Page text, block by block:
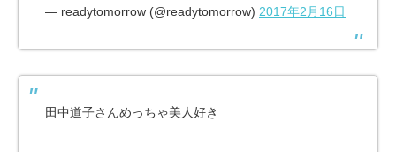
— readytomorrow (@readytomorrow) 2017年2月16日
田中道子さんめっちゃ美人好き